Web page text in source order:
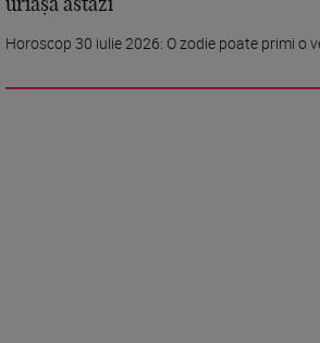
uriașă astăzi
Horoscop 30 iulie 2026: O zodie poate primi o